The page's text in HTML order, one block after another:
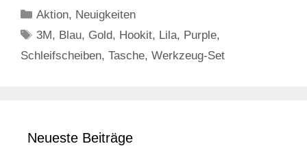
Kategorien
Aktion, Neuigkeiten
Schlagwörter
3M, Blau, Gold, Hookit, Lila, Purple,
Schleifscheiben, Tasche, Werkzeug-Set
Neueste Beiträge